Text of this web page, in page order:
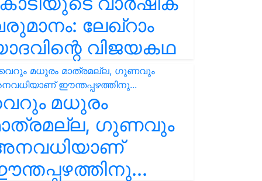
ലേഖ്‌റാം
വിജയകഥ
മധുരം
ഗുണവും